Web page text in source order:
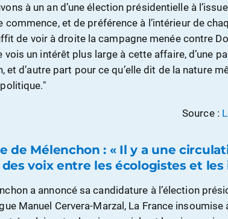
à un an d’une élection présidentielle à
commence, et de préférence à l’intérieur de
de voir à droite la campagne menée contre
vois un intérêt plus large à cette affaire, d’une
et d’autre part pour ce qu’elle dit de la nature
Source :
de Mélenchon : « Il y a une
voix entre les écologistes et les
a annoncé sa candidature à l’élection
Manuel Cervera-Marzal, La France insoumise